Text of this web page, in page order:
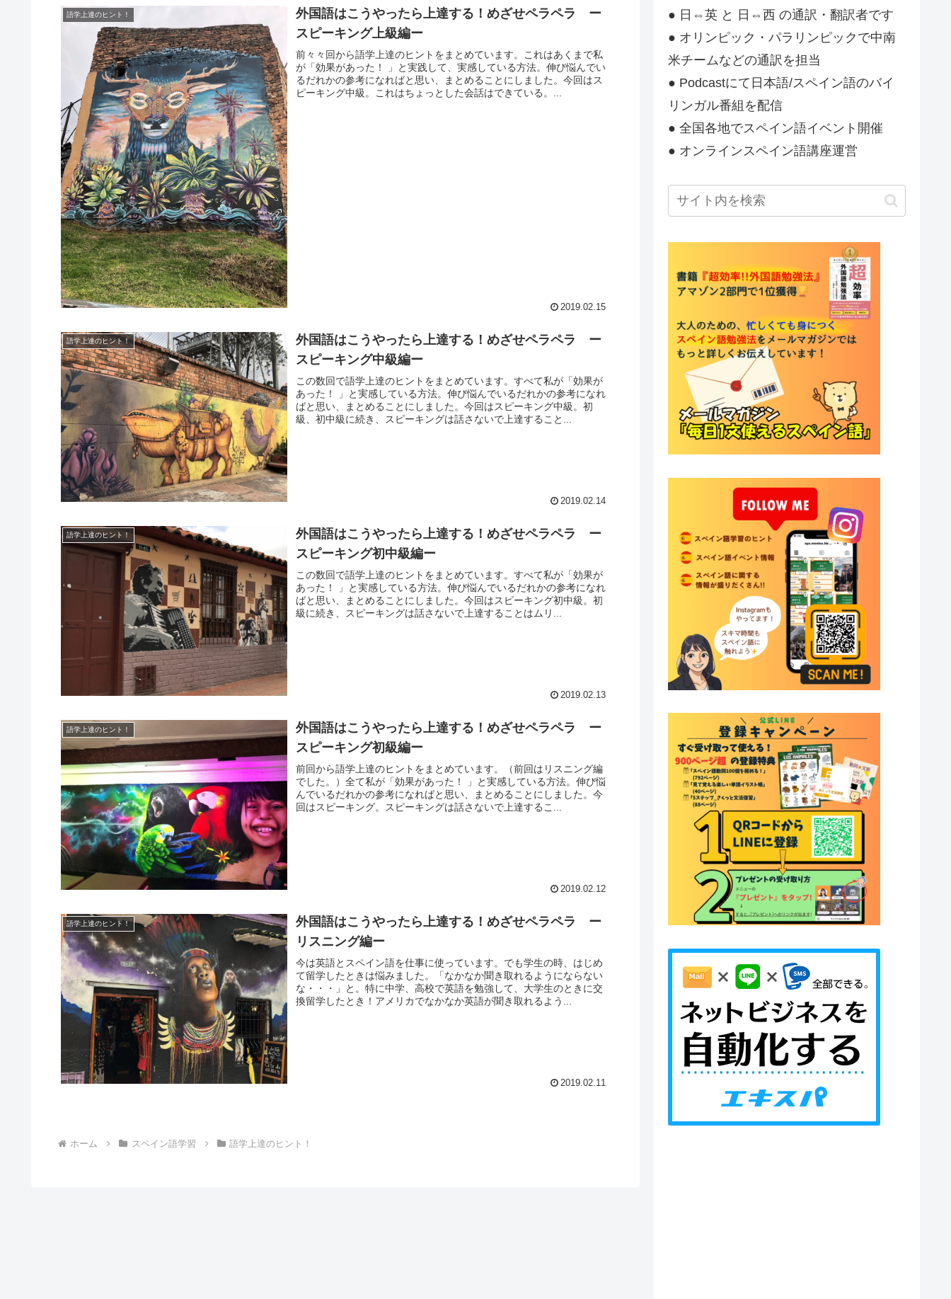
語学上達のヒント！
外国語はこうやったら上達する！めざせペラペラ ー
スピーキング上級編ー
前々々回から語学上達のヒントをまとめています。これはあくまで私
が「効果があった！ 」と実践して、実感している方法。伸び悩んでい
るだれかの参考になればと思い、まとめることにしました。今回はス
ピーキング中級。これはちょっとした会話はできている。...
2019.02.15
語学上達のヒント！
外国語はこうやったら上達する！めざせペラペラ ー
スピーキング中級編ー
この数回で語学上達のヒントをまとめています。すべて私が「効果が
あった！ 」と実感している方法。伸び悩んでいるだれかの参考になれ
ばと思い、まとめることにしました。今回はスピーキング中級。初
級、初中級に続き、スピーキングは話さないで上達すること...
2019.02.14
語学上達のヒント！
外国語はこうやったら上達する！めざせペラペラ ー
スピーキング初中級編ー
この数回で語学上達のヒントをまとめています。すべて私が「効果が
あった！ 」と実感している方法。伸び悩んでいるだれかの参考になれ
ばと思い、まとめることにしました。今回はスピーキング初中級。初
級に続き、スピーキングは話さないで上達することはムリ...
2019.02.13
語学上達のヒント！
外国語はこうやったら上達する！めざせペラペラ ー
スピーキング初級編ー
前回から語学上達のヒントをまとめています。（前回はリスニング編
でした。）全て私が「効果があった！ 」と実感している方法。伸び悩
んでいるだれかの参考になればと思い、まとめることにしました。今
回はスピーキング。スピーキングは話さないで上達するこ...
2019.02.12
語学上達のヒント！
外国語はこうやったら上達する！めざせペラペラ ー
リスニング編ー
今は英語とスペイン語を仕事に使っています。でも学生の時、はじめ
て留学したときは悩みました。「なかなか聞き取れるようにならない
な・・・」と。特に中学、高校で英語を勉強して、大学生のときに交
換留学したとき！アメリカでなかなか英語が聞き取れるよう...
2019.02.11
ホーム スペイン語学習 語学上達のヒント！
● 日⇔英 と 日⇔西 の通訳・翻訳者です
● オリンピック・パラリンピックで中南
米チームなどの通訳を担当
● Podcastにて日本語/スペイン語のバイ
リンガル番組を配信
● 全国各地でスペイン語イベント開催
● オンラインスペイン語講座運営